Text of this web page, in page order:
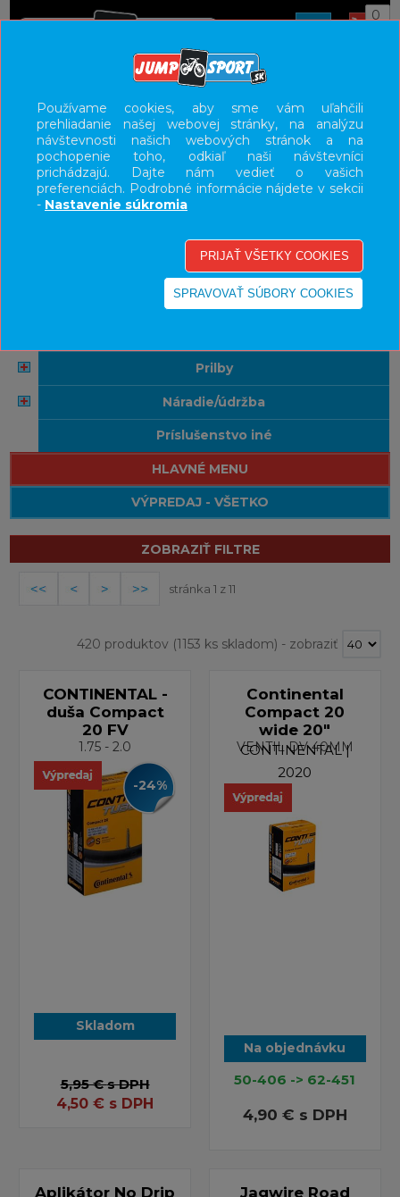
0
UŽÍVATEĽSKÝ PANEL
KATEGÓRIE
bicykle
oblečenie
prilby
náradie/údržba
príslušenstvo iné
HLAVNÉ MENU
VÝPREDAJ - VŠETKO
ZOBRAZIŤ FILTRE
stránka 1 z 11
420 produktov(1153 ks skladom) - zobraziť
CONTINENTAL -
duša Compact
20 FV
1.75 - 2.0
-24%
Skladom
5,95 €s DPH
4,50 € s DPH
Continental
Compact 20
wide 20"
VENTIL DV 40MM
CONTINENTAL |
2020
Na objednávku
50-406 -> 62-451
4,90 € s DPH
Aplikátor No Drip
Jagwire Road
Používame cookies, aby sme vám uľahčili
prehliadanie našej webovej stránky, na analýzu
návštevnosti našich webových stránok a na
pochopenie toho, odkiaľ naši návštevníci
prichádzajú. Dajte nám vedieť o vašich
preferenciách. Podrobné informácie nájdete v sekcii
- Nastavenie súkromia